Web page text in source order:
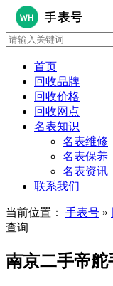
首页
回收品牌
回收价格
回收网点
名表知识
名表维修
名表保养
名表资讯
联系我们
当前位置： 手表号 »
查询
南京二手帝